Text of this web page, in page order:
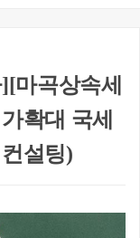
마곡상속세
확대 국세
설팅)